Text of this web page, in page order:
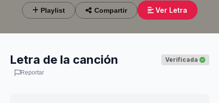
Playlist Compartir Ver Letra
Letra de la canción Verificada
Reportar